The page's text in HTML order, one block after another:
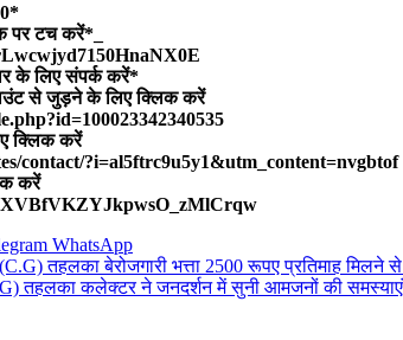
पर टच करें*_
के लिए संपर्क करें*
से जुड़ने के लिए क्लिक करें
क्लिक करें
contact/?i=al5ftrc9u5y1&utm_content=nvgbtof
करें
WhatsApp
(C.G) तहलका बेरोजगारी भत्ता 2500 रूपए प्रतिमाह मिलने
तहलका कलेक्टर ने जनदर्शन में सुनी आमजनों की